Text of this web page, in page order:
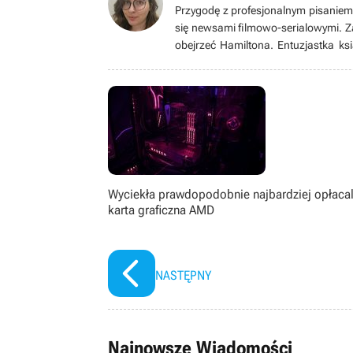
Przygodę z profesjonalnym
się newsami filmowo-serialowymi.
obejrzeć Hamiltona. Entuzjastka
zrozumiała, że ma szansę
Wyciekła prawdopodobnie najbardziej
karta graficzna AMD
NASTĘPNY
Najnowsze Wiadomości